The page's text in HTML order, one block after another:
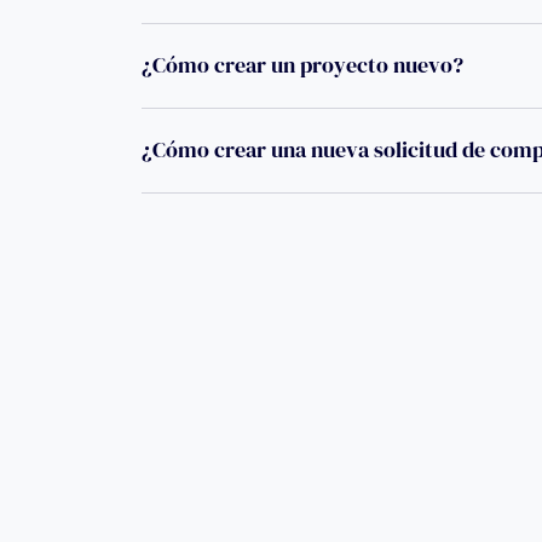
¿Cómo crear un proyecto nuevo?
¿Cómo crear una nueva solicitud de